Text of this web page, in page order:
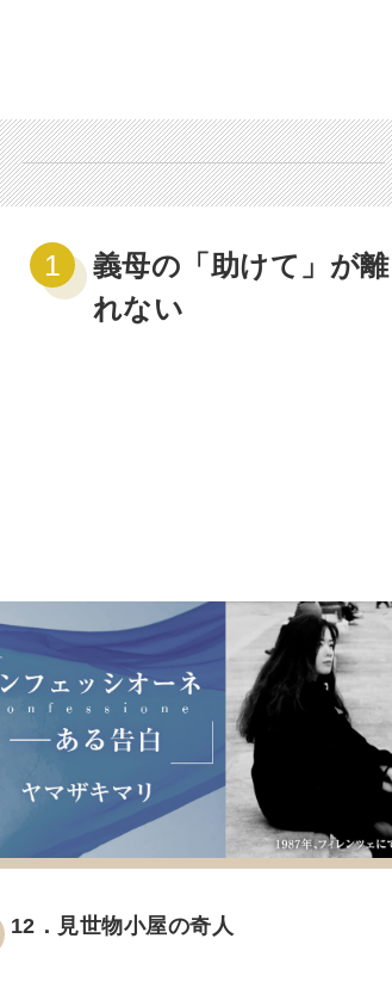
義母の「助けて」が離
れない
12．見世物小屋の奇人